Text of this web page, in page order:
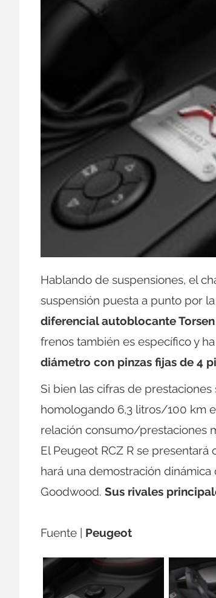
Hablando de suspensiones, el
suspensión puesta a punto por
diferencial autoblocante Torsen
frenos también es específico y
diámetro con pinzas fijas de 4
Si bien las cifras de prestaciones
homologando 6,3 litros/100 km
relación consumo/prestaciones
El Peugeot RCZ R se
hará una demostración
Goodwood. Sus rivales
Fuente | Peugeot